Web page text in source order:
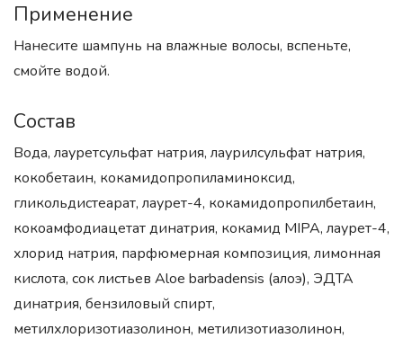
Применение
Нанесите шампунь на влажные волосы, вспеньте,
смойте водой.
Состав
Вода, лауретсульфат натрия, лаурилсульфат натрия,
кокобетаин, кокамидопропиламиноксид,
гликольдистеарат, лаурет-4, кокамидопропилбетаин,
кокоамфодиацетат динатрия, кокамид MIPA, лаурет-4,
хлорид натрия, парфюмерная композиция, лимонная
кислота, сок листьев Aloe barbadensis (алоэ), ЭДТА
динатрия, бензиловый спирт,
метилхлоризотиазолинон, метилизотиазолинон,